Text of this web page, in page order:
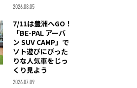
2026.08.05
7/11は豊洲へGO！
「BE-PAL アーバ
ン SUV CAMP」で
ソト遊びにぴった
りな人気車をじっ
くり見よう
2026.07.09